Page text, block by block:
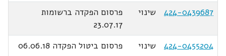
424-0439687
שינוי
פרסום הפקדה ברשומות
23.07.17
424-0455204
שינוי פרסום ביטול הפקדה 06.06.18